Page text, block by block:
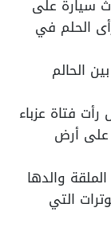
سيارة على
الحلم في
الحالم
فتاة عزباء
على أرض
والدها
التي